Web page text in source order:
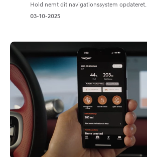
Hold nemt dit navigationssystem opdateret.
03-10-2025